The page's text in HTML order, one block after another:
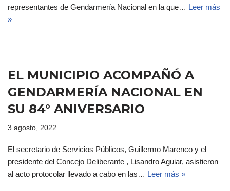
representantes de Gendarmería Nacional en la que… Leer más
»
EL MUNICIPIO ACOMPAÑÓ A
GENDARMERÍA NACIONAL EN
SU 84° ANIVERSARIO
3 agosto, 2022
El secretario de Servicios Públicos, Guillermo Marenco y el
presidente del Concejo Deliberante , Lisandro Aguiar, asistieron
al acto protocolar llevado a cabo en las… Leer más »